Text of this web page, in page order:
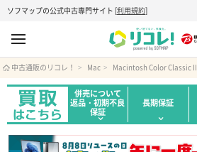
ソフマップの公式中古専門サイト [利用規約]
中古通販のリコレ！ Mac Macintosh Color Classic II
併売について
返品・初期不良
保証
長期保証